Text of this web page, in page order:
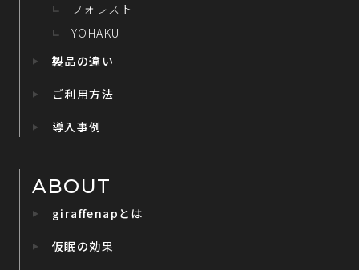
フォレスト
YOHAKU
製品の違い
ご利用方法
導入事例
ABOUT
giraffenapとは
仮眠の効果